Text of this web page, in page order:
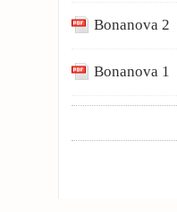
Bonanova 2
Bonanova 1